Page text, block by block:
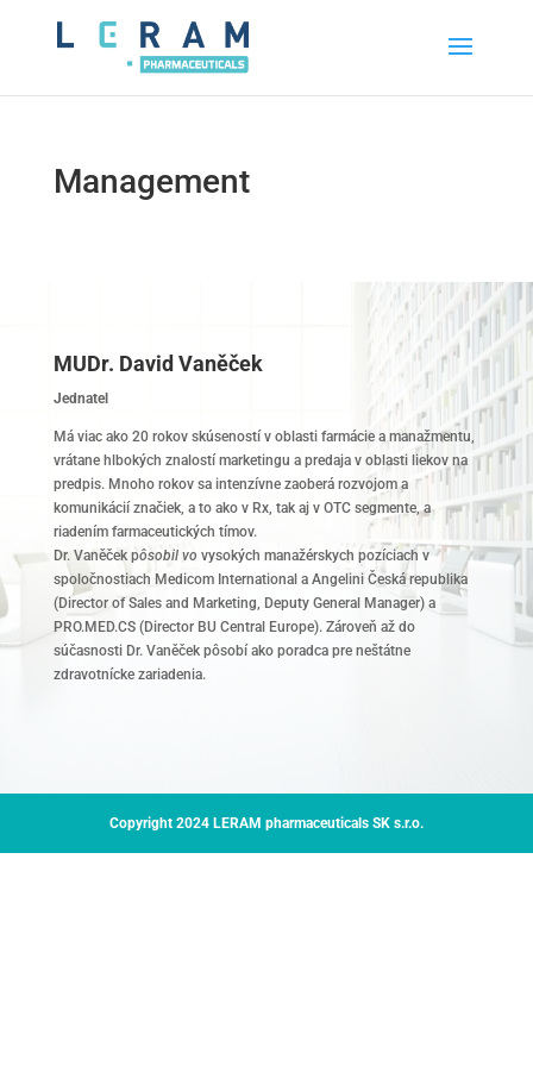
Management
MUDr. David Vaněček
Jednatel
Má viac ako 20 rokov skúseností v oblasti farmácie a manažmentu,
vrátane hlbokých znalostí marketingu a predaja v oblasti liekov na
predpis. Mnoho rokov sa intenzívne zaoberá rozvojom a
komunikácií značiek, a to ako v Rx, tak aj v OTC segmente, a
riadením farmaceutických tímov.
Dr. Vaněček pôsobil vo vysokých manažérskych pozíciach v
spoločnostiach Medicom International a Angelini Česká republika
(Director of Sales and Marketing, Deputy General Manager) a
PRO.MED.CS (Director BU Central Europe). Zároveň až do
súčasnosti Dr. Vaněček pôsobí ako poradca pre neštátne
zdravotnícke zariadenia.
Copyright 2024 LERAM pharmaceuticals SK s.r.o.